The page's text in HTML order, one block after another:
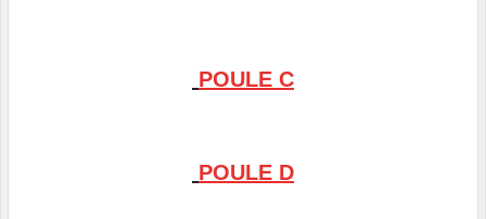
POULE C
POULE D